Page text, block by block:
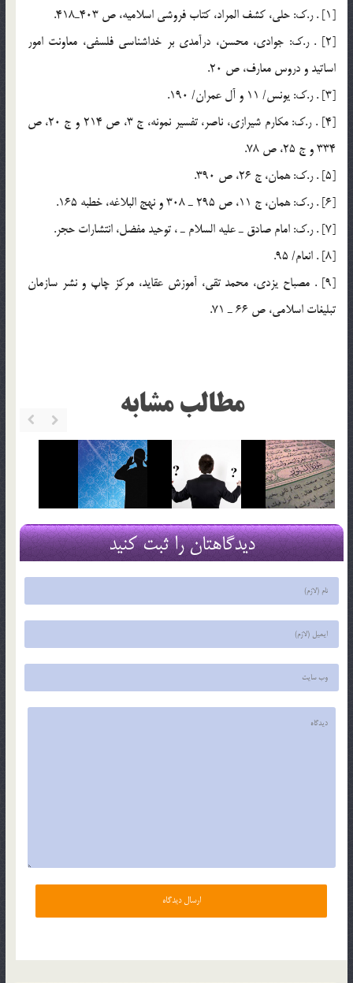
[1] . ر.ك: حلي، كشف المراد، كتاب فروشي اسلاميه، ص 403ـ418.
[2] . ر.ك: جوادي، محسن، درآمدي بر خداشناسي فلسفي، معاونت امور
اساتيد و دروس معارف، ص 20.
[3] . ر.ك: يونس/ 11 و آل عمران/ 190.
[4] . ر.ك: مكارم شيرازي، ناصر، تفسير نمونه، ج 3، ص 214 و ج 20، ص
334 و ج 25، ص 78.
[5] . ر.ك: همان، ج 26، ص 390.
[6] . ر.ك: همان، ج 11، ص 295 ـ 308 و نهج البلاغه، خطبه 165.
[7] . ر.ك: امام صادق ـ عليه السلام ـ ، توحيد مفضل، انتشارات حجر.
[8] . انعام/ 95.
[9] . مصباح يزدي، محمد تقي، آموزش عقايد، مركز چاپ و نشر سازمان
تبليغات اسلامي، ص 66 ـ 71.
مطالب مشابه
دیدگاهتان را ثبت کنید